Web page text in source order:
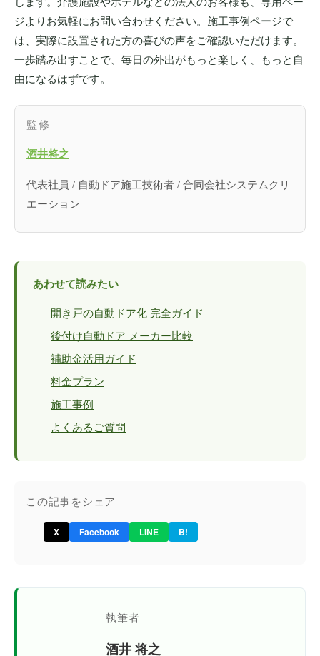
ジよりお気軽にお問い合わせください。施工事例ページで
は、実際に設置された方の喜びの声をご確認いただけます。
一歩踏み出すことで、毎日の外出がもっと楽しく、もっと自
由になるはずです。
監修
酒井将之
代表社員 / 自動ドア施工技術者 / 合同会社システムクリ
エーション
あわせて読みたい
開き戸の自動ドア化 完全ガイド
後付け自動ドア メーカー比較
補助金活用ガイド
料金プラン
施工事例
よくあるご質問
この記事をシェア
X Facebook LINE B!
執筆者
酒井 将之